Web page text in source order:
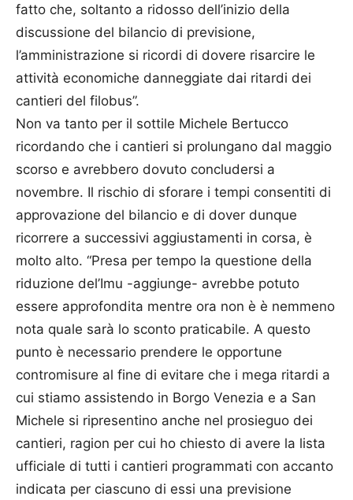
fatto che, soltanto a ridosso dell’inizio della
discussione del bilancio di previsione,
l’amministrazione si ricordi di dovere risarcire le
attività economiche danneggiate dai ritardi dei
cantieri del filobus”.
Non va tanto per il sottile Michele Bertucco
ricordando che i cantieri si prolungano dal maggio
scorso e avrebbero dovuto concludersi a
novembre. Il rischio di sforare i tempi consentiti di
approvazione del bilancio e di dover dunque
ricorrere a successivi aggiustamenti in corsa, è
molto alto. “Presa per tempo la questione della
riduzione del’Imu -aggiunge- avrebbe potuto
essere approfondita mentre ora non è è nemmeno
nota quale sarà lo sconto praticabile. A questo
punto è necessario prendere le opportune
contromisure al fine di evitare che i mega ritardi a
cui stiamo assistendo in Borgo Venezia e a San
Michele si ripresentino anche nel prosieguo dei
cantieri, ragion per cui ho chiesto di avere la lista
ufficiale di tutti i cantieri programmati con accanto
indicata per ciascuno di essi una previsione